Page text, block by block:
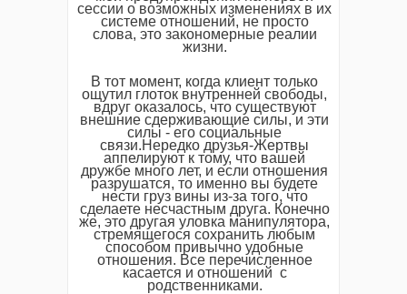
сессии о возможных изменениях в их
системе отношений, не просто
слова, это закономерные реалии
жизни.
В тот момент, когда клиент только
ощутил глоток внутренней свободы,
вдруг оказалось, что существуют
внешние сдерживающие силы, и эти
силы - его социальные
связи.Нередко друзья-Жертвы
аппелируют к тому, что вашей
дружбе много лет, и если отношения
разрушатся, то именно вы будете
нести груз вины из-за того, что
сделаете несчастным друга. Конечно
же, это другая уловка манипулятора,
стремящегося сохранить любым
способом привычно удобные
отношения. Все перечисленное
касается и отношений с
родственниками.